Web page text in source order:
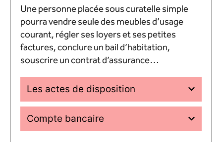
Une personne placée sous curatelle simple
pourra vendre seule des meubles d’usage
courant, régler ses loyers et ses petites
factures, conclure un bail d’habitation,
souscrire un contrat d’assurance…
Les actes de disposition
Compte bancaire